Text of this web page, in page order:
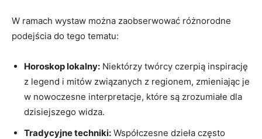
W‌ ramach wystaw można zaobserwować różnorodne
podejścia do‌ tego tematu:
Horoskop lokalny: Niektórzy twórcy czerpią inspirację
z legend i ‍mitów związanych z regionem, zmieniając je
w‍ nowoczesne interpretacje, które są zrozumiałe dla
dzisiejszego widza.
Tradycyjne techniki: Współczesne dzieła często